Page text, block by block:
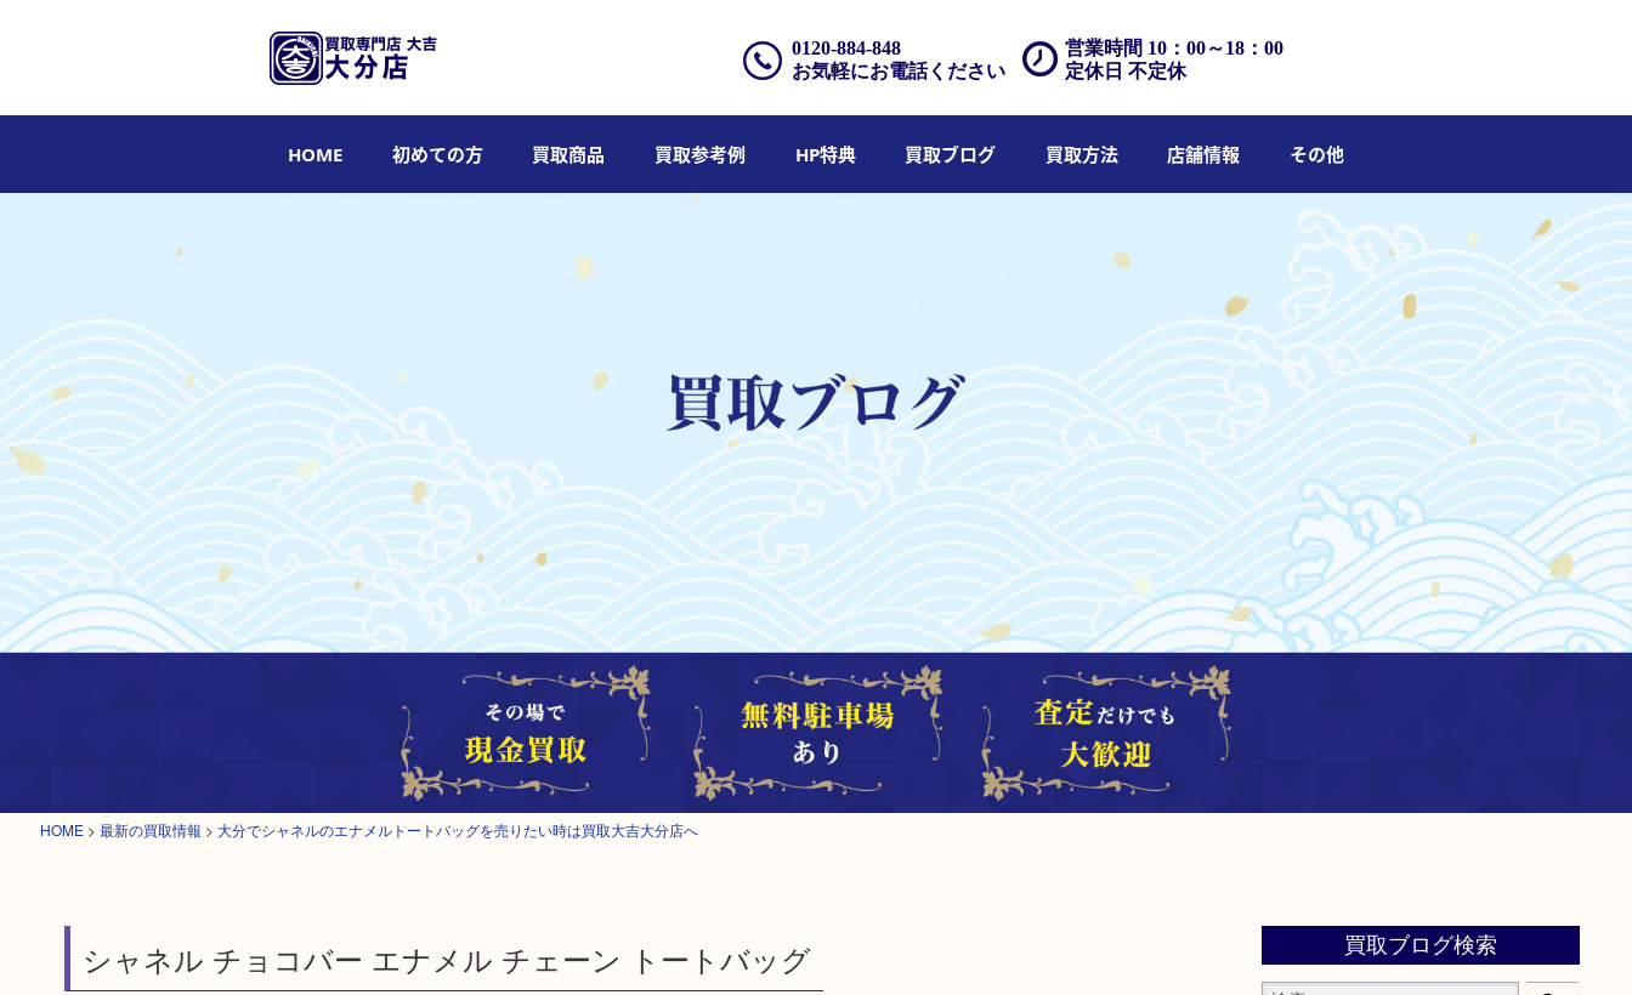
営業時間 10：00～18：00
定休日 不定休
0120-884-848
お気軽にお電話ください
HOME 初めての方 買取商品 買取参考例 HP特典 買取ブログ 買取方法 店舗情報 その他
HOME > 最新の買取情報 > 大分でシャネルのエナメルトートバッグを売りたい時は買取大吉大分店へ
シャネル チョコバー エナメル チェーン トートバッグ 買取ブログ検索